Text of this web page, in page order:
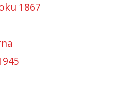
1867